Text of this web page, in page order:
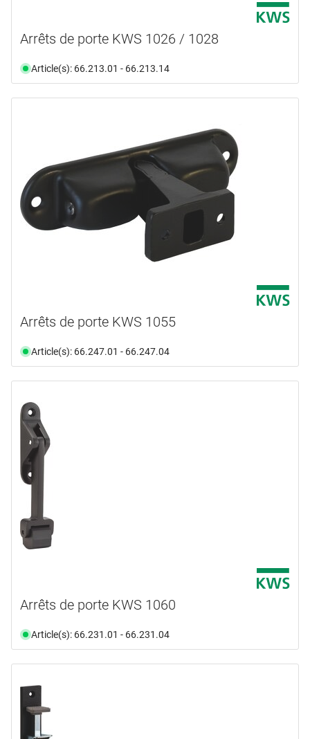
Arrêts de porte KWS 1026 / 1028
Article(s): 66.213.01 - 66.213.14
Arrêts de porte KWS 1055
Article(s): 66.247.01 - 66.247.04
Arrêts de porte KWS 1060
Article(s): 66.231.01 - 66.231.04